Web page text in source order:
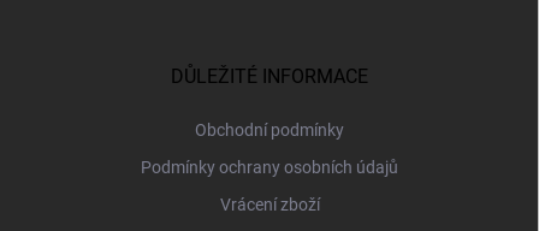
DŮLEŽITÉ INFORMACE
Obchodní podmínky
Podmínky ochrany osobních údajů
Vrácení zboží